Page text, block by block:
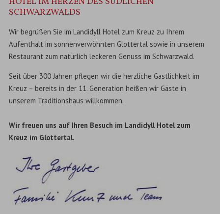
SCHWARZWALDS
Wir begrüßen Sie im Landidyll Hotel zum Kreuz zu Ihrem
Aufenthalt im sonnenverwöhnten Glottertal sowie in unserem
Restaurant zum natürlich leckeren Genuss im Schwarzwald.
Seit über 300 Jahren pflegen wir die herzliche Gastlichkeit im
Kreuz – bereits in der 11. Generation heißen wir Gäste in
unserem Traditionshaus willkommen.
Wir freuen uns auf Ihren Besuch im Landidyll Hotel zum
Kreuz im Glottertal.